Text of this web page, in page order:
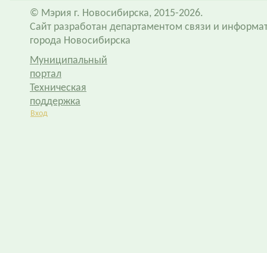
© Мэрия г. Новосибирска, 2015-2026.
Сайт разработан департаментом связи и
города Новосибирска
Муниципальный
портал
Техническая
поддержка
Вход